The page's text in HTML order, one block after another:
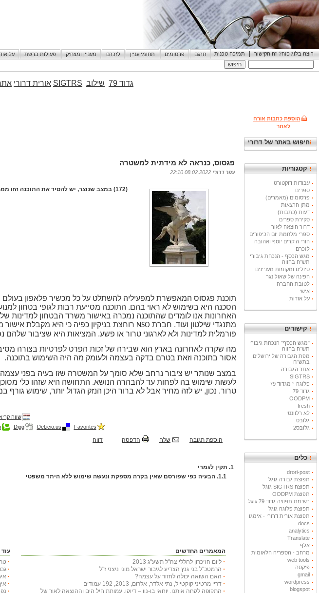
רוצה בלוג כזה? זה הקישור | תמיכה טכנית תרגם פרסומים תחומי עניין לזכרם מעניין ומצחיק פעילות ברשת על
הוספת כתבות אורח
לאתר
חיפוש באתר של דרורי
קטגוריות
עבודות דוקטורט
ספרים
פרסומים (מאמרים)
מתן הרצאות
דעות (כתבות)
סקירת ספרים
דרור הוצאה לאור
ספרי מלחמת יום הכיפורים
הורי היקרים יוסף ואהובה
לזכרם
מגש הכסף - הנכחת גיבורי
תש"ח בהווה
טיולים ומקומות מעניינים
הפינה של שאול נגר
לטובת החברה
אישי
על אודות
קישורים
"מגש הכסף" הנכחת גיבורי
תש"ח בהווה
מפת הגבורה של ירושלים
בתש"ח
אתר הגבורה
SIGTRS
פלוגה י' מגדוד 79
גדוד 79
OODPM
fresh
לא רלוונטי
גלובס
גלובס2
כלים
drori-post
תפוצת גבורה גוגל
תפוצה SIGTRS גוגל
תפוצת OODPM
רשימת תפוצה גדוד 79 גוגל
תפוצת פלוגה גוגל
תפוצת אורית דרורי - אימגו
docs
analytics
Translate
אלף
מרחב - הספריה הלאומית
web tools
פיקסה
gmail
wordpress
blogspot
גדוד 79 שילוב SIGTRS אורית דרורי
פגסוס, כנראה לא מידתית למשטרה
עפר דרורי
(172) במצב שנוצר, יש להסיר את התוכנה הזו ממחשבי המשטרה ולא לאפשר לה לעשות שימוש בה לפחות עד להבהרה הנושא
תוכנת פגסוס המאפשרת למפעיליה להשתלט על כל מכשיר פלאפון בעולם
הסכנה היא בשימוש לא ראוי בהם. התוכנה מסייעת רבות לגופי בטחון
האחרונות אנו לומדים שהתוכנה נמכרה באישור משרד הבטחון למדינות
מתנגדי שילטון ועוד. חברת NSO רוחצת בניקיון כפיה כי היא מקבלת
פורמלית למדינות ולא לארגוני טרור או פשע. המציאות היא שציבור
מה שקרה לאחרונה בארץ הוא שבירה של זכות הפרט לפרטיות בצורה
אסור בתוכנה וזאת בטרם בדקה בעצמה ולעומק מה היה השימוש בתוכנה.
במצב שנותר יש ציבור נרחב שלא סומך על המשטרה שזו בעיה בפני
לעשות שימוש בה לפחות עד להבהרה הנושא. התחושה היא שזהו כלי מסוכן
טרור. נכון, יש לזה מחיר אבל לא ברור היכן הנזק הגדול יותר, שימוש
שווה
Favorites
Del.icio.us
Digg
הוספת תגובה שלח הדפסה דווח
1. תקין לגמרי
1.1. הבעיה כפי שפורסם שאין בקרה מספקת ונעשה שימוש ללא היתר משפטי
המאמרים החדשים
ליום הזיכרון לחללי צה"ל תשע"ג 2013
הרמטכ"ל בני גנץ הצדיע לגיבור ישראל מוני ניצני ז"ל
האם השואה יכולה לחזור על עצמה?
דריי מרטיני קוקטייל, נתי אלדר, אלרום, 2013, 192 עמודים
התקופה לקחה אותנו, יוחאי בן-נון – דיוקן, עמותת חיל הים וההוצאה לאור של
גם אחרי 81